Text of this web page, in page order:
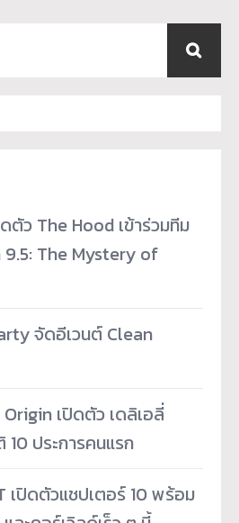
ตัว The Hood เข้าร่วมทีม
9.5: The Mystery of
จัดอีเวนต์ Clean
เปิดตัว เดลิเอลี่
ประการคนแรก
เปิดตัวแชปเตอร์ 10 พร้อม